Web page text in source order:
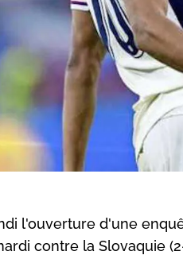
l'ouverture d'une
contre la Slovaquie